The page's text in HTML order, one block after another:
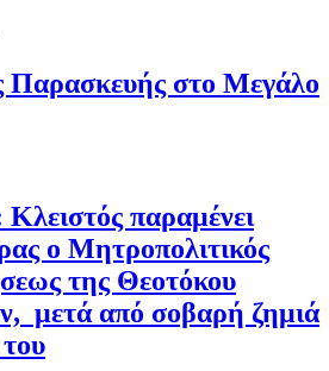
Παρασκευής στο Μεγάλο
παραμένει
ο Μητροπολιτικός
της Θεοτόκου
μετά από σοβαρή ζημιά